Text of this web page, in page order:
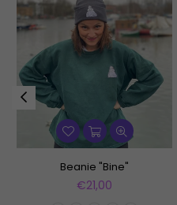
Beanie "Bine"
Normaler
€21,00